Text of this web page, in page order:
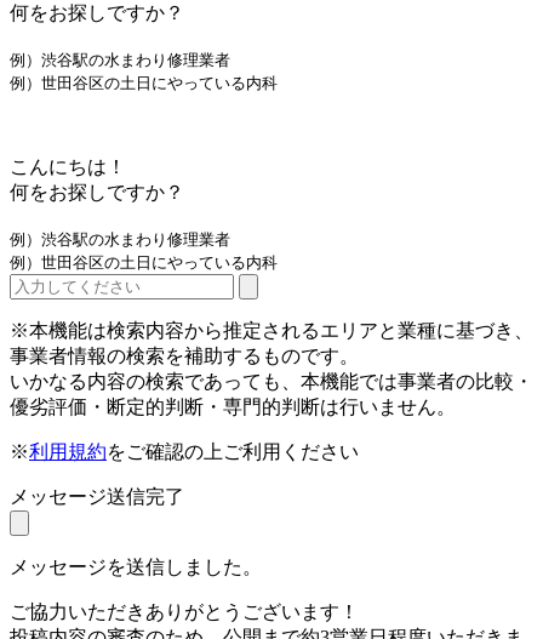
何をお探しですか？
例）渋谷駅の水まわり修理業者
例）世田谷区の土日にやっている内科
こんにちは！
何をお探しですか？
例）渋谷駅の水まわり修理業者
例）世田谷区の土日にやっている内科
※本機能は検索内容から推定されるエリアと業種に基づき、
事業者情報の検索を補助するものです。
いかなる内容の検索であっても、本機能では事業者の比較・
優劣評価・断定的判断・専門的判断は行いません。
※利用規約をご確認の上ご利用ください
メッセージ送信完了
メッセージを送信しました。
ご協力いただきありがとうございます！